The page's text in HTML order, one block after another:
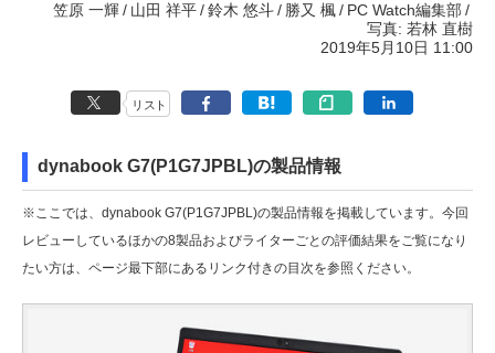
笠原 一輝 山田 祥平 鈴木 悠斗 勝又 楓
PC Watch編集部
写真: 若林 直樹
2019年5月10日 11:00
リスト
dynabook G7(P1G7JPBL)の製品情報
※ここでは、dynabook G7(P1G7JPBL)の製品情報を掲載しています。今回
レビューしているほかの8製品およびライターごとの評価結果をご覧になり
たい方は、ページ最下部にあるリンク付きの目次を参照ください。